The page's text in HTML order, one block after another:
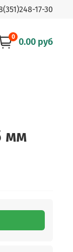
17-30
0 0.00 руб
мм